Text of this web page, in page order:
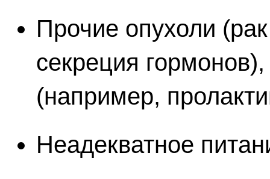
Прочие опухоли
секреция
(например,
Неадекватное